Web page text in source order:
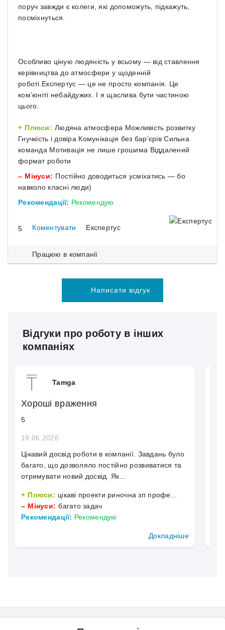
поруч завжди є колеги, які допоможуть, підкажуть,
посміхнуться.
Особливо ціную людяність у всьому — від ставлення
керівництва до атмосфери у щоденній
роботі.Експертус — це не просто компанія. Це
ком’юніті небайдужих. І я щаслива бути частиною
цього.
Плюси: Людяна атмосфера Можливість розвитку
Гнучкість і довіра Комунікація без бар’єрів Сильна
команда Мотивація не лише грошима Віддалений
формат роботи
Мінуси: Постійно доводиться усміхатись — бо
навколо класні люди)
Рекомендації: Рекомендую
5 Коментувати Експертус
Працюю в компанії
Написати відгук
Відгуки про роботу в інших
компаніях
Tamga
Хороші враження
5
19.06.2026
Цікавий досвід роботи в компанії. Завдань було
багато, що дозволяло постійно розвиватися та
отримувати новий досвід. Як...
Плюси: цікаві проекти риночна зп профе...
Мінуси: багато задач
Рекомендації: Рекомендую
Докладніше